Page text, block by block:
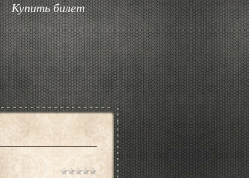
Купить билет